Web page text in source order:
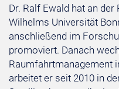
Dr. Ralf Ewald hat an
Wilhelms Universität
anschließend im
promoviert. Danach
Raumfahrtmanagement
arbeitet er seit 2010 in